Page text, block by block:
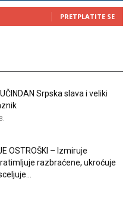
PRETPLATITE SE
Srpska slava i veliki
OSTROŠKI – Izmiruje
razbraćene, ukroćuje